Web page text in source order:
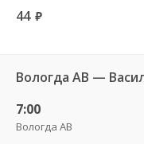
44 руб.
Вологда АВ —
7:00
Вологда АВ